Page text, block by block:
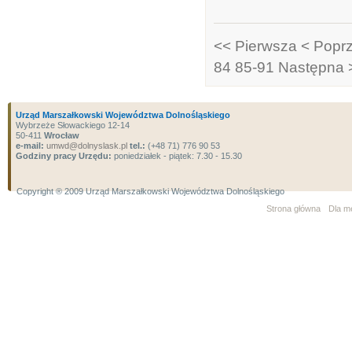
<< Pierwsza <
84 85-91 Następna
Urząd Marszałkowski Województwa Dolnośląskiego
Wybrzeże Słowackiego 12-14
50-411 Wrocław
e-mail: umwd@dolnyslask.pl tel.: (+48 71) 776 90 53
Godziny pracy Urzędu: poniedziałek - piątek: 7.30 - 15.30
Copyright ® 2009 Urząd Marszałkowski Województwa Dolnośląskiego
Strona główna
Dla